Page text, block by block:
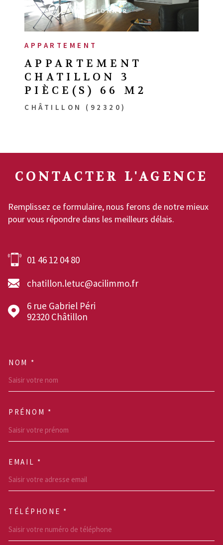
APPARTEMENT
APPARTEMENT
CHATILLON 3
PIÈCE(S) 66 M2
CHÂTILLON (92320)
SÉLECTIONNER
CONTACTER L'AGENCE
Remplissez ce formulaire, nous ferons de notre mieux
pour vous répondre dans les meilleurs délais.
01 46 12 04 80
chatillon.letuc@acilimmo.fr
6 rue Gabriel Péri
92320
Châtillon
NOM *
PRÉNOM *
EMAIL *
TÉLÉPHONE *